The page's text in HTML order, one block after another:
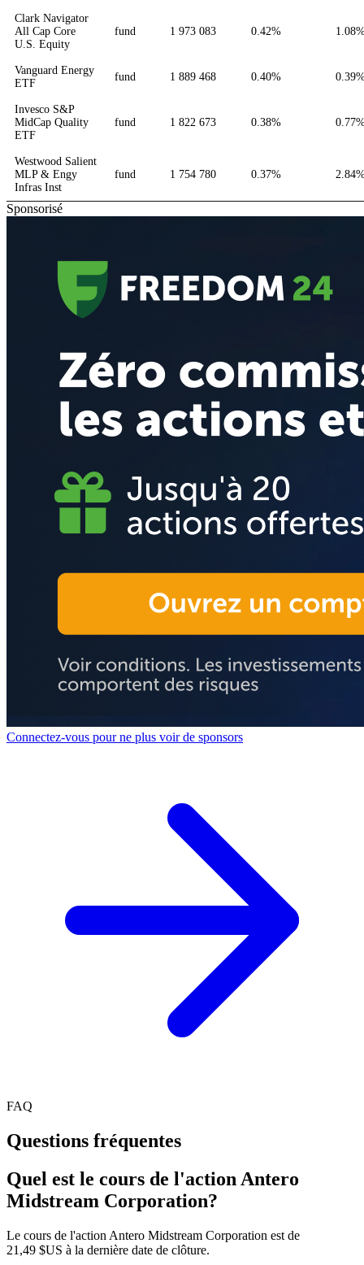
Clark Navigator
All Cap Core
U.S. Equity
fund 1 973 083 0.42%
Vanguard Energy
ETF
fund 1 889 468 0.40%
Invesco S&P
MidCap Quality
ETF
fund 1 822 673 0.38%
Westwood Salient
MLP & Engy
Infras Inst
fund 1 754 780 0.37%
Sponsorisé
Connectez-vous pour ne plus voir de sponsors
FAQ
Questions fréquentes
Quel est le cours de l'action Antero
Midstream Corporation?
Le cours de l'action Antero Midstream Corporation est de
21,49 $US à la dernière date de clôture.